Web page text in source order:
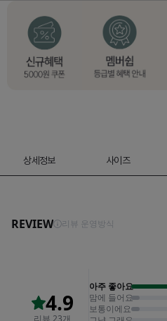
상세정보 사이즈